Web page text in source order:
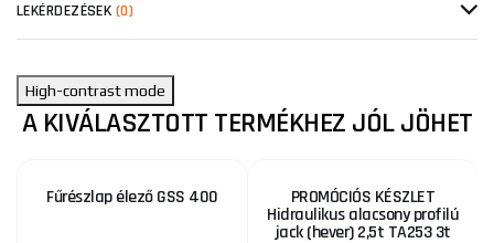
LEKÉRDEZÉSEK (0)
High-contrast mode
A KIVÁLASZTOTT TERMÉKHEZ JÓL JÖHET
Fűrészlap élező GSS 400 PROMÓCIÓS KÉSZLET
Hidraulikus alacsony profilú
jack (hever) 2,5t TA253 3t